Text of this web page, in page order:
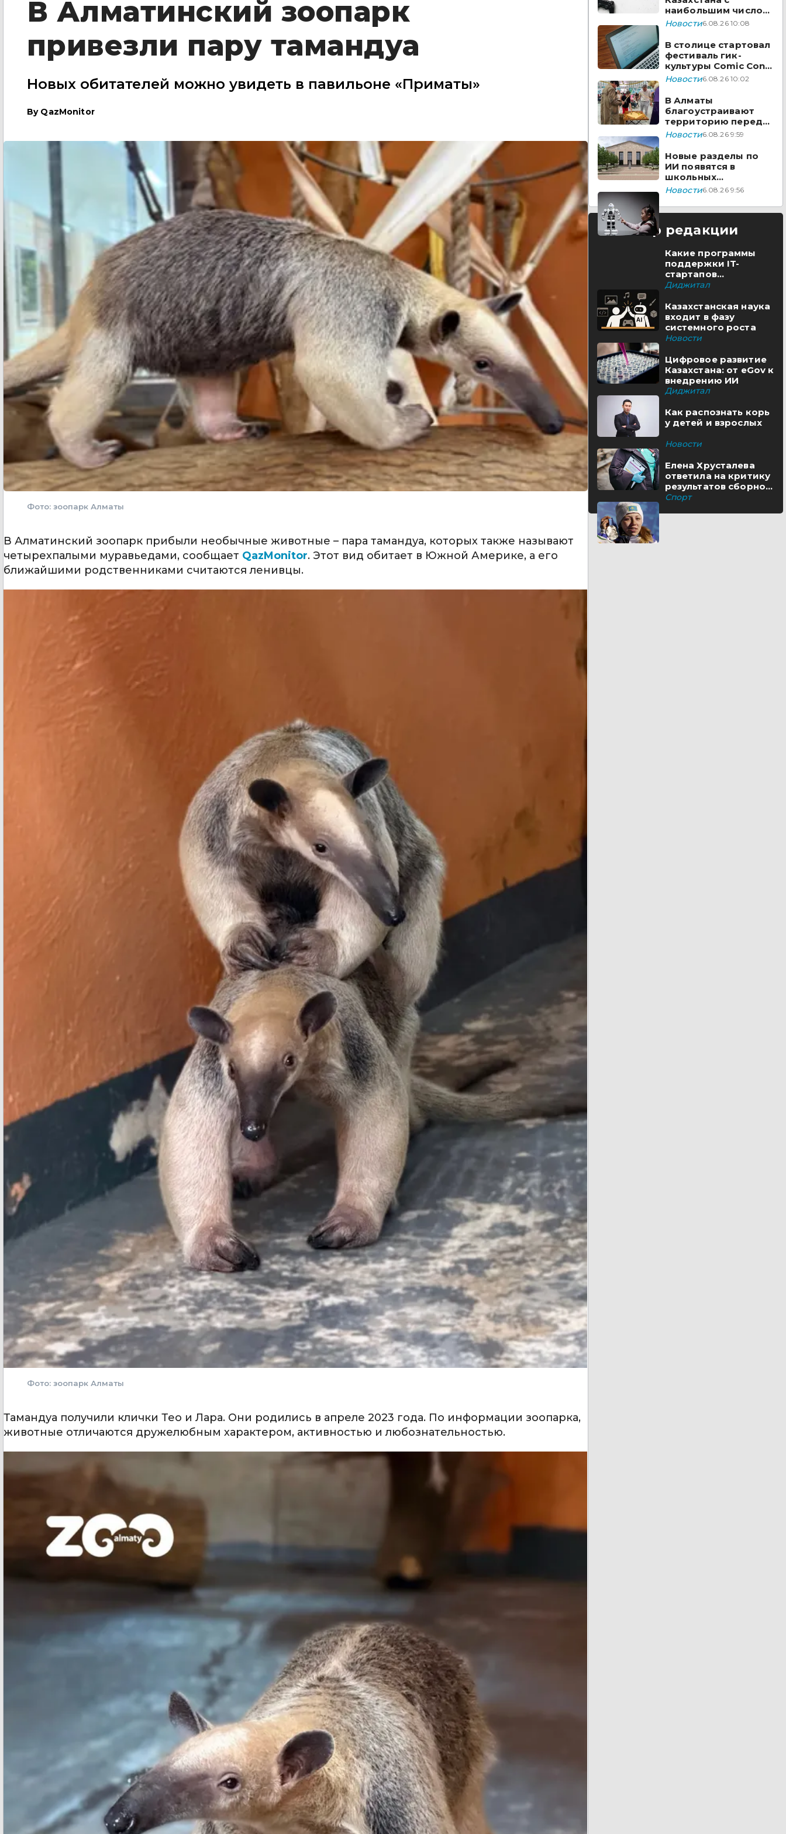
В Алматинский зоопарк
привезли пару тамандуа
Новых обитателей можно увидеть в павильоне «Приматы»
By QazMonitor
Фото: зоопарк Алматы
В Алматинский зоопарк прибыли необычные животные – пара тамандуа, которых также называют
четырехпалыми муравьедами, сообщает QazMonitor. Этот вид обитает в Южной Америке, а его
ближайшими родственниками считаются ленивцы.
Фото: зоопарк Алматы
Тамандуа получили клички Тео и Лара. Они родились в апреле 2023 года. По информации зоопарка,
животные отличаются дружелюбным характером, активностью и любознательностью.
наибольшим числом
вакансий на Enbek.kz
Новости6.08.26 10:08
В столице стартовал
фестиваль гик-
культуры Comic Con
Astana 2026
Новости6.08.26 10:02
В Алматы
благоустраивают
территорию перед
ТЮЗом
Новости6.08.26 9:59
Новые разделы по
ИИ появятся в
школьных
предметах
Новости6.08.26 9:56
Выбор редакции
Какие программы
поддержки IT-
стартапов
реализуются в
Диджитал
Казахстанская наука
входит в фазу
системного роста
Новости
Цифровое развитие
Казахстана: от eGov к
внедрению ИИ
Диджитал
Как распознать корь
у детей и взрослых
Новости
Елена Хрусталева
ответила на критику
результатов сборной
Казахстана
Спорт